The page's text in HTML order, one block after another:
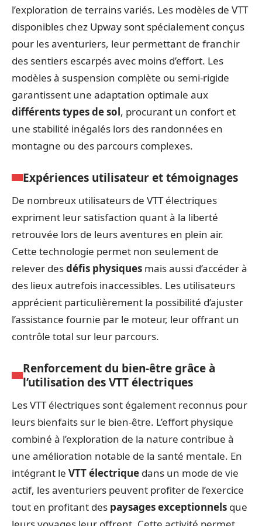
l’exploration de terrains variés. Les modèles de VTT
disponibles chez Upway sont spécialement conçus
pour les aventuriers, leur permettant de franchir
des sentiers escarpés avec moins d’effort. Les
modèles à suspension complète ou semi-rigide
garantissent une adaptation optimale aux
différents types de sol, procurant un confort et
une stabilité inégalés lors des randonnées en
montagne ou des parcours complexes.
Expériences utilisateur et témoignages
De nombreux utilisateurs de VTT électriques
expriment leur satisfaction quant à la liberté
retrouvée lors de leurs aventures en plein air.
Cette technologie permet non seulement de
relever desdéfis physiques mais aussi d’accéder à
des lieux autrefois inaccessibles. Les utilisateurs
apprécient particulièrement la possibilité d’ajuster
l’assistance fournie par le moteur, leur offrant un
contrôle total sur leur parcours.
Renforcement du bien-être grâce à
l’utilisation des VTT électriques
Les VTT électriques sont également reconnus pour
leurs bienfaits sur le bien-être. L’effort physique
combiné à l’exploration de la nature contribue à
une amélioration notable de la santé mentale. En
intégrant le VTT électrique dans un mode de vie
actif, les aventuriers peuvent profiter de l’exercice
tout en profitant des paysages exceptionnels que